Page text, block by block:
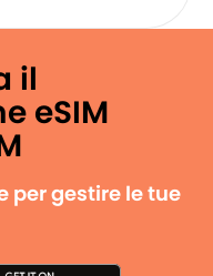
il
eSIM
per gestire le tue